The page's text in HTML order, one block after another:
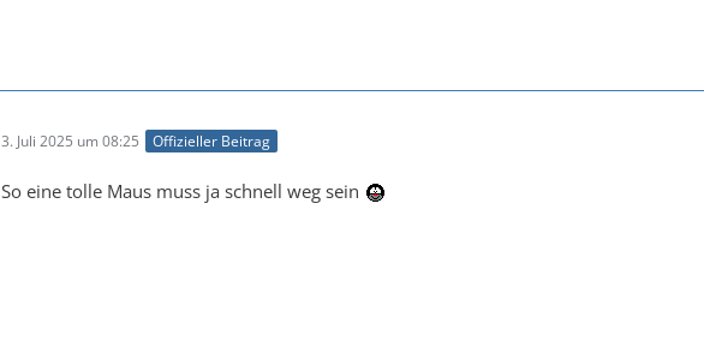
3. Juli 2025 um 08:25 Offizieller Beitrag
So eine tolle Maus muss ja schnell weg sein